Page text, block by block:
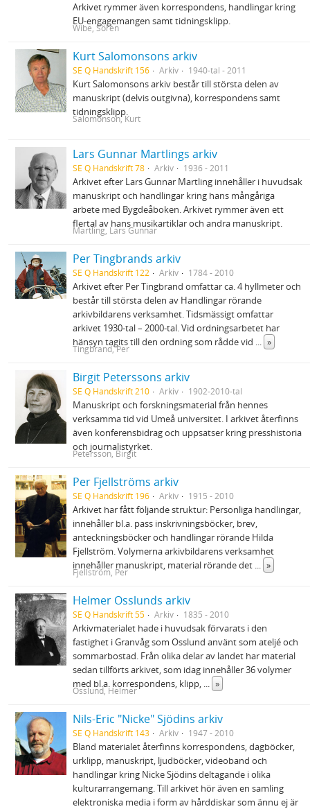
Arkivet rymmer även korrespondens, handlingar kring
EU-engagemangen samt tidningsklipp.
Wibe, Sören
Kurt Salomonsons arkiv
SE Q Handskrift 156 Arkiv 1940-tal - 2011
Kurt Salomonsons arkiv består till största delen av
manuskript (delvis outgivna), korrespondens samt
tidningsklipp.
Salomonson, Kurt
Lars Gunnar Martlings arkiv
SE Q Handskrift 78 Arkiv 1936 - 2011
Arkivet efter Lars Gunnar Martling innehåller i huvudsak
manuskript och handlingar kring hans mångåriga
arbete med Bygdeåboken. Arkivet rymmer även ett
flertal av hans musikartiklar och andra manuskript.
Martling, Lars Gunnar
Per Tingbrands arkiv
SE Q Handskrift 122 Arkiv 1784 - 2010
Arkivet efter Per Tingbrand omfattar ca. 4 hyllmeter och
består till största delen av Handlingar rörande
arkivbildarens verksamhet. Tidsmässigt omfattar
arkivet 1930-tal – 2000-tal. Vid ordningsarbetet har
hänsyn tagits till den ordning som rådde vid ... »
Tingbrand, Per
Birgit Peterssons arkiv
SE Q Handskrift 210 Arkiv 1902-2010-tal
Manuskript och forskningsmaterial från hennes
verksamma tid vid Umeå universitet. I arkivet återfinns
även konferensbidrag och uppsatser kring presshistoria
och journalistyrket.
Petersson, Birgit
Per Fjellströms arkiv
SE Q Handskrift 196 Arkiv 1915 - 2010
Arkivet har fått följande struktur: Personliga handlingar,
innehåller bl.a. pass inskrivningsböcker, brev,
anteckningsböcker och handlingar rörande Hilda
Fjellström. Volymerna arkivbildarens verksamhet
innehåller manuskript, material rörande det ... »
Fjellström, Per
Helmer Osslunds arkiv
SE Q Handskrift 55 Arkiv 1835 - 2010
Arkivmaterialet hade i huvudsak förvarats i den
fastighet i Granvåg som Osslund använt som ateljé och
sommarbostad. Från olika delar av landet har material
sedan tillförts arkivet, som idag innehåller 36 volymer
med bl.a. korrespondens, klipp, ... »
Osslund, Helmer
Nils-Eric "Nicke" Sjödins arkiv
SE Q Handskrift 143 Arkiv 1947 - 2010
Bland materialet återfinns korrespondens, dagböcker,
urklipp, manuskript, ljudböcker, videoband och
handlingar kring Nicke Sjödins deltagande i olika
kulturarrangemang. Till arkivet hör även en samling
elektroniska media i form av hårddiskar som ännu ej är